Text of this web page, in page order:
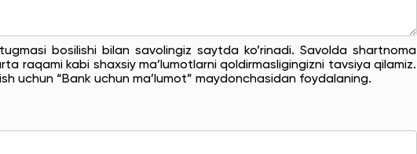
bosilishi bilan savolingiz saytda ko’rinadi. Savolda shartnoma
raqami kabi shaxsiy ma’lumotlarni qoldirmasligingizni tavsiya qilamiz.
uchun “Bank uchun ma’lumot” maydonchasidan foydalaning.